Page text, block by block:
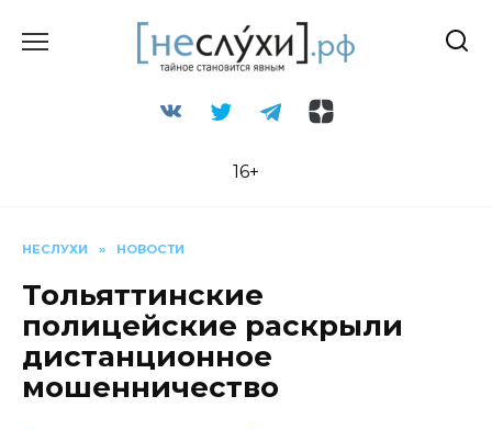
16+
НЕСЛУХИ » НОВОСТИ
Тольяттинские
полицейские раскрыли
дистанционное
мошенничество